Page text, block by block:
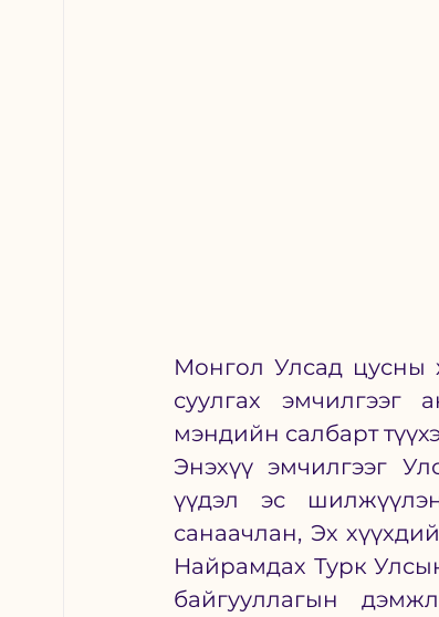
Монгол Улсад цусны
суулгах эмчилгээг
мэндийн салбарт
Энэхүү эмчилгээг
үүдэл эс
санаачлан, Эх
Найрамдах Турк
байгууллагын